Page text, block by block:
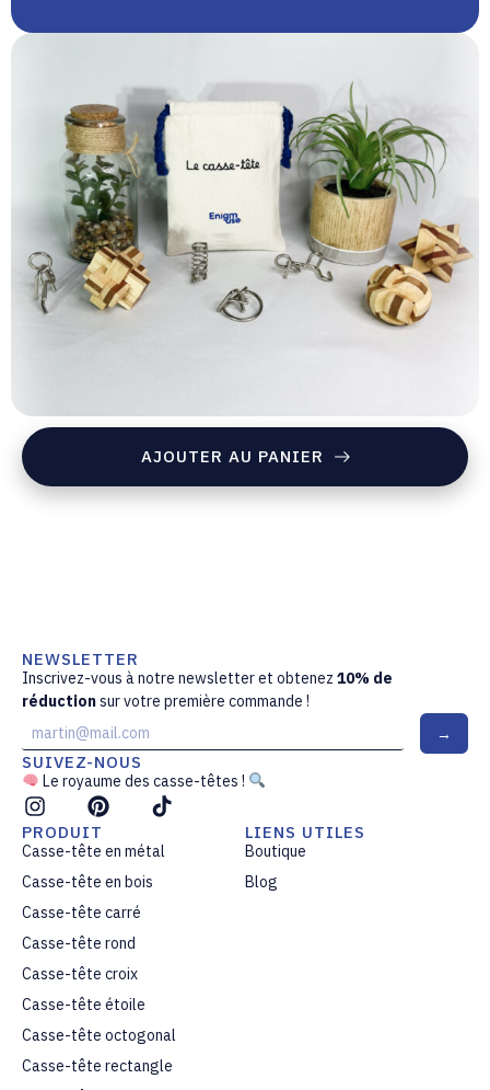
AJOUTER AU PANIER
NEWSLETTER
Inscrivez-vous à notre newsletter et obtenez 10% de
réductionsur votre première commande !
m
a
i
l
*
→
SUIVEZ-NOUS
Le royaume des casse-têtes !
PRODUIT
Casse-tête en métal
Casse-tête en bois
Casse-tête carré
Casse-tête rond
Casse-tête croix
Casse-tête étoile
Casse-tête octogonal
Casse-tête rectangle
LIENS UTILES
Boutique
Blog